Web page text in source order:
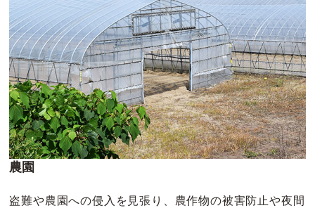
農園
盗難や農園への侵入を見張り、農作物の被害防止や夜間